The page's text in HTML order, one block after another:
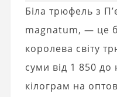
Біла трюфель з
magnatum, — це
королева світу
суми від 1 850 до
кілограм на